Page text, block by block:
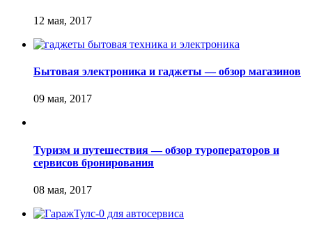
Бытовая электроника и гаджеты — обзор магазинов
Туризм и путешествия — обзор туроператоров и
сервисов бронирования